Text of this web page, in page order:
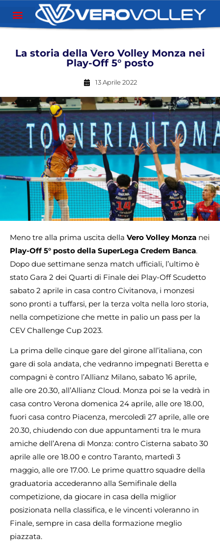
La storia della Vero Volley Monza nei
Play-Off 5° posto
13 Aprile 2022
Meno tre alla prima uscita della Vero Volley Monza nei
Play-Off 5° posto della SuperLega Credem Banca.
Dopo due settimane senza match ufficiali, l’ultimo è
stato Gara 2 dei Quarti di Finale dei Play-Off Scudetto
sabato 2 aprile in casa contro Civitanova, i monzesi
sono pronti a tuffarsi, per la terza volta nella loro storia,
nella competizione che mette in palio un pass per la
CEV Challenge Cup 2023.
La prima delle cinque gare del girone all’italiana, con
gare di sola andata, che vedranno impegnati Beretta e
compagni è contro l’Allianz Milano, sabato 16 aprile,
alle ore 20.30, all’Allianz Cloud. Monza poi se la vedrà in
casa contro Verona domenica 24 aprile, alle ore 18.00,
fuori casa contro Piacenza, mercoledì 27 aprile, alle ore
20.30, chiudendo con due appuntamenti tra le mura
amiche dell’Arena di Monza: contro Cisterna sabato 30
aprile alle ore 18.00 e contro Taranto, martedì 3
maggio, alle ore 17.00. Le prime quattro squadre della
graduatoria accederanno alla Semifinale della
competizione, da giocare in casa della miglior
posizionata nella classifica, e le vincenti voleranno in
Finale, sempre in casa della formazione meglio
piazzata.